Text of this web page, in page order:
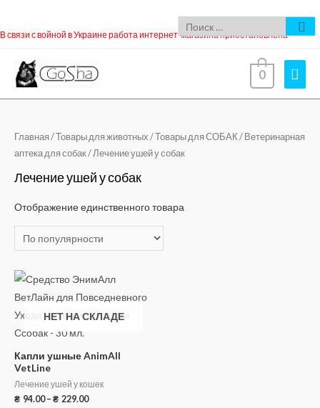
В связи с войной в Украине работа интернет-магазина приостановлена
0
Главная /Товары для животных /Товары для СОБАК / Ветеринарная
аптека для собак/ Лечение ушей у собак
Лечение ушей у собак
Отображение единственного товара
НЕТ НА СКЛАДЕ
Капли ушные AnimAll
VetLine
Лечение ушей у кошек
₴ 94.00– ₴ 229.00